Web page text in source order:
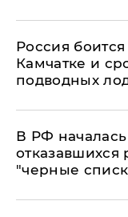
Россия
Камчатке и
подводных
​В РФ началась
отказавшихся
"черные